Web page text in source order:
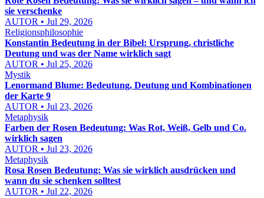
sie verschenke
AUTOR • Jul 29, 2026
Religionsphilosophie
Konstantin Bedeutung in der Bibel: Ursprung, christliche
Deutung und was der Name wirklich sagt
AUTOR • Jul 25, 2026
Mystik
Lenormand Blume: Bedeutung, Deutung und Kombinationen
der Karte 9
AUTOR • Jul 23, 2026
Metaphysik
Farben der Rosen Bedeutung: Was Rot, Weiß, Gelb und Co.
wirklich sagen
AUTOR • Jul 23, 2026
Metaphysik
Rosa Rosen Bedeutung: Was sie wirklich ausdrücken und
wann du sie schenken solltest
AUTOR • Jul 22, 2026